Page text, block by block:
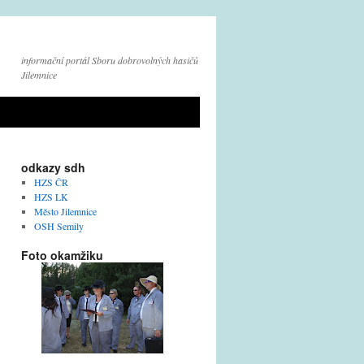
informační portál Sboru dobrovolných hasičů
Jilemnice
odkazy sdh
HZS ČR
HZS LK
Město Jilemnice
OSH Semily
Foto okamžiku